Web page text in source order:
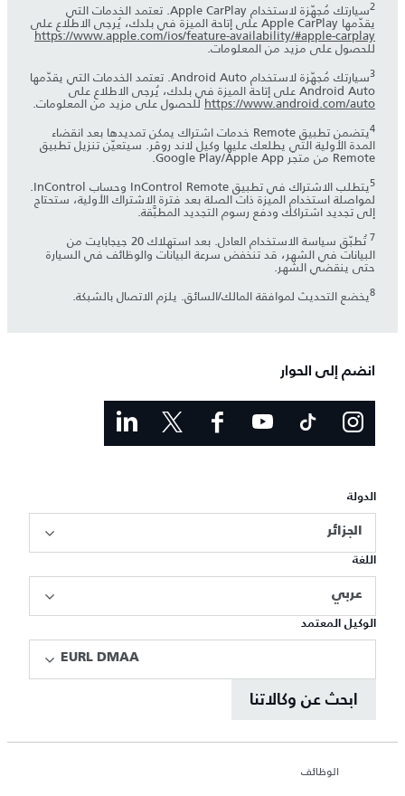
سيارتك مُجهّزة لاستخدام Apple CarPlay. تعتمد الخدمات التي
يقدّمها Apple CarPlay على إتاحة الميزة في بلدك، يُرجى الاطلاع على
https://www.apple.com/ios/feature-availability/#apple-carplay
للحصول على مزيد من المعلومات.
سيارتك مُجهّزة لاستخدام Android Auto. تعتمد الخدمات التي يقدّمها
Android Auto على إتاحة الميزة في بلدك، يُرجى الاطلاع على
https://www.android.com/autoللحصول على مزيد من المعلومات.
يتضمن تطبيق Remote خدمات اشتراك يمكن تمديدها بعد انقضاء
المدة الأولية التي يطلعك عليها وكيل لاند روڤر. سيتعيّن تنزيل تطبيق
Remote من متجر Apple App‏/Google Play.
يتطلب الاشتراك في تطبيق InControl Remote وحساب InControl.
لمواصلة استخدام الميزة ذات الصلة بعد فترة الاشتراك الأولية، ستحتاج
إلى تجديد اشتراكك ودفع رسوم التجديد المطبَّقة.
تُطبّق سياسة الاستخدام العادل. بعد استهلاك 20 جيجابايت من
البيانات في الشهر، قد تنخفض سرعة البيانات والوظائف في السيارة
حتى ينقضي الشهر.
يخضع التحديث لموافقة المالك/السائق. يلزم الاتصال بالشبكة.
انضم إلى الحوار
الدولة
الجزائر
اللغة
عربي
الوكيل المعتمد
EURL DMAA
ابحث عن وكالاتنا
الوظائف